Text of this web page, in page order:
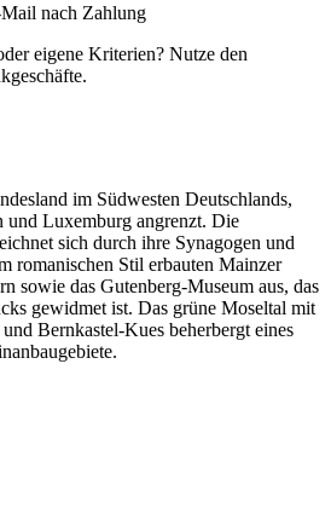
nach Zahlung
eigene Kriterien? Nutze den
.
im Südwesten Deutschlands,
und Luxemburg angrenzt. Die
sich durch ihre Synagogen und
romanischen Stil erbauten Mainzer
sowie das Gutenberg-Museum aus, das
gewidmet ist. Das grüne Moseltal mit
Bernkastel-Kues beherbergt eines